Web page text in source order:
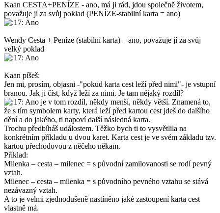
Kaan CESTA+PENÍZE - ano, má ji rád, jdou společně životem,
považuje ji za svůj poklad (PENÍZE-stabilní karta = ano)
Ano
Wendy Cesta + Peníze (stabilní karta) – ano, považuje jí za svůj
velký poklad
Ano
Kaan píšeš:
Jen mi, prosím, objasni -"pokud karta cest leží před nimi"- je vstupní
branou. Jak ji číst, když leží za nimi. Je tam nějaký rozdíl?
Ano je v tom rozdíl, někdy menší, někdy větší. Znamená to,
že s tím symbolem karty, která leží před kartou cest jdeš do dalšího
dění a do jakého, ti napoví další následná karta.
Trochu předbíháš událostem. Těžko bych ti to vysvětlila na
konkrétním příkladu u dvou karet. Karta cest je ve svém základu tzv.
kartou přechodovou z něčeho někam.
Příklad:
Milenka – cesta – milenec = s původní zamilovanosti se rodí pevný
vztah.
Milenec – cesta – milenka = s původního pevného vztahu se stává
nezávazný vztah.
A to je velmi zjednodušeně nastíněno jaké zastoupení karta cest
vlastně má.